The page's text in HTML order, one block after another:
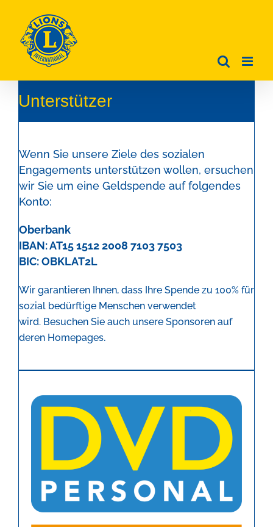
Inhalt
springen
Unterstützer
Wenn Sie unsere Ziele des sozialen
Engagements unterstützen wollen, ersuchen
wir Sie um eine Geldspende auf folgendes
Konto:
Oberbank
IBAN: AT15 1512 2008 7103 7503
BIC: OBKLAT2L
Wir garantieren Ihnen, dass Ihre Spende zu 100% für
sozial bedürftige Menschen verwendet
wird. Besuchen Sie auch unsere Sponsoren auf
deren Homepages.